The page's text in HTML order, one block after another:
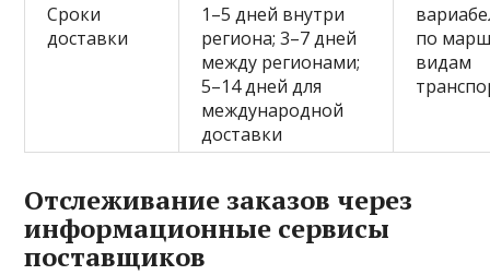
Сроки
доставки
1–5 дней внутри
региона; 3–7 дней
между регионами;
5–14 дней для
международной
доставки
по
видам
Отслеживание заказов через
информационные сервисы
поставщиков